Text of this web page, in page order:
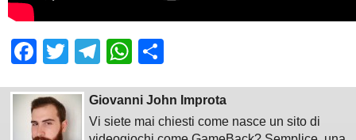
Facebook
TwitterTelegram
WhatsApp
Giovanni John Improta
Vi siete mai chiesti come nasce un sito di